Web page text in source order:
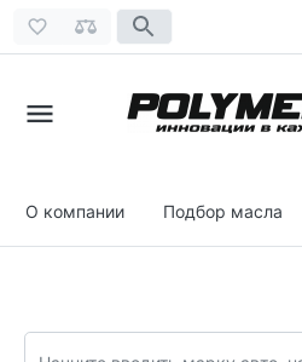
О компании Подбор масла